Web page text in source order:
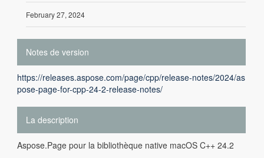
February 27, 2024
Notes de version
https://releases.aspose.com/page/cpp/release-notes/2024/as
pose-page-for-cpp-24-2-release-notes/
La description
Aspose.Page pour la bibliothèque native macOS C++ 24.2